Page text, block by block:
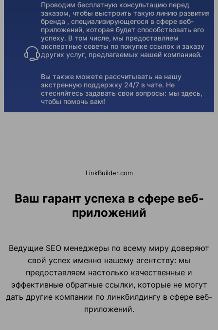
Проводим бесплатную консультацию перед
заказом, чтобы выстроить такую линию развития
бренда , специализирующегося в сфере веб-
приложений, которая будет способствовать его
успеху. В том числе, мы предоставляем
экспертные советы по покупке ссылок и заказу
других услуг, предлагаемых нашей компанией.
Вы также можете рассчитывать на нашу
экстренную поддержку 24/7 в чате. Не
стесняйтесь задавать свои вопросы: мы здесь,
чтобы помочь вам!
LinkBuilder.com
Ваш гарант успеха в сфере веб-
приложений
Ведущие SEO менеджеры по всему миру доверяют
свой успех именно нашему агентству: мы
предоставляем настолько качественные и
эффективные обратные ссылки, которые не могут
дать другие компании по линкбилдингу в сфере веб-
приложений.